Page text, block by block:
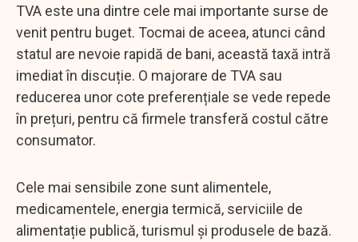
TVA este una dintre cele mai importante surse de
venit pentru buget. Tocmai de aceea, atunci când
statul are nevoie rapidă de bani, această taxă intră
imediat în discuție. O majorare de TVA sau
reducerea unor cote preferențiale se vede repede
în prețuri, pentru că firmele transferă costul către
consumator.
Cele mai sensibile zone sunt alimentele,
medicamentele, energia termică, serviciile de
alimentație publică, turismul și produsele de bază.